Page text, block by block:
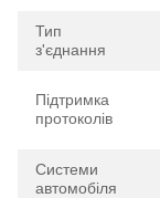
Тип
з'єднання
Підтримка
протоколів
Системи
автомобіля